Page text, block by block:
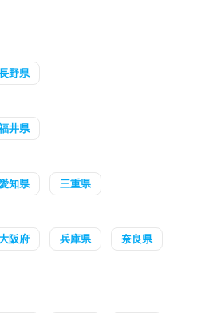
野県
井県
知県 三重県
阪府 兵庫県 奈良県